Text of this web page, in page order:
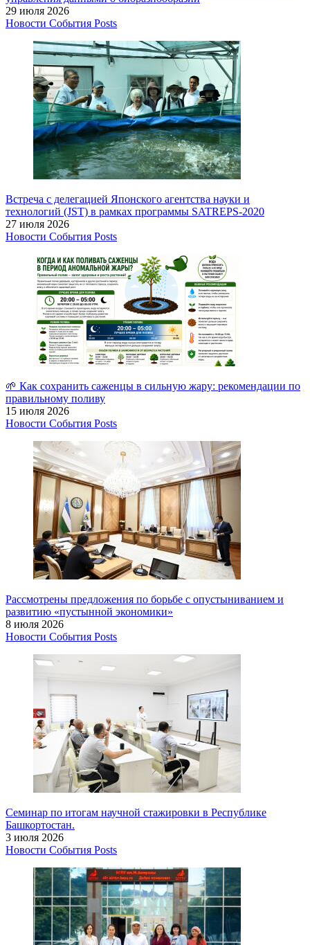
29 июля 2026
Новости События Posts
Встреча с делегацией Японского агентства науки и
технологий (JST) в рамках программы SATREPS-2020
27 июля 2026
Новости События Posts
🌱 Как сохранить саженцы в сильную жару: рекомендации по
правильному поливу
15 июля 2026
Новости События Posts
Рассмотрены предложения по борьбе с опустыниванием и
развитию «пустынной экономики»
8 июля 2026
Новости События Posts
Семинар по итогам научной стажировки в Республике
Башкортостан.
3 июля 2026
Новости События Posts